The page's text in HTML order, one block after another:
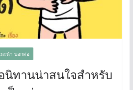
ะนำ บอกต่อ
นิทานน่าสนใจสำหรับ